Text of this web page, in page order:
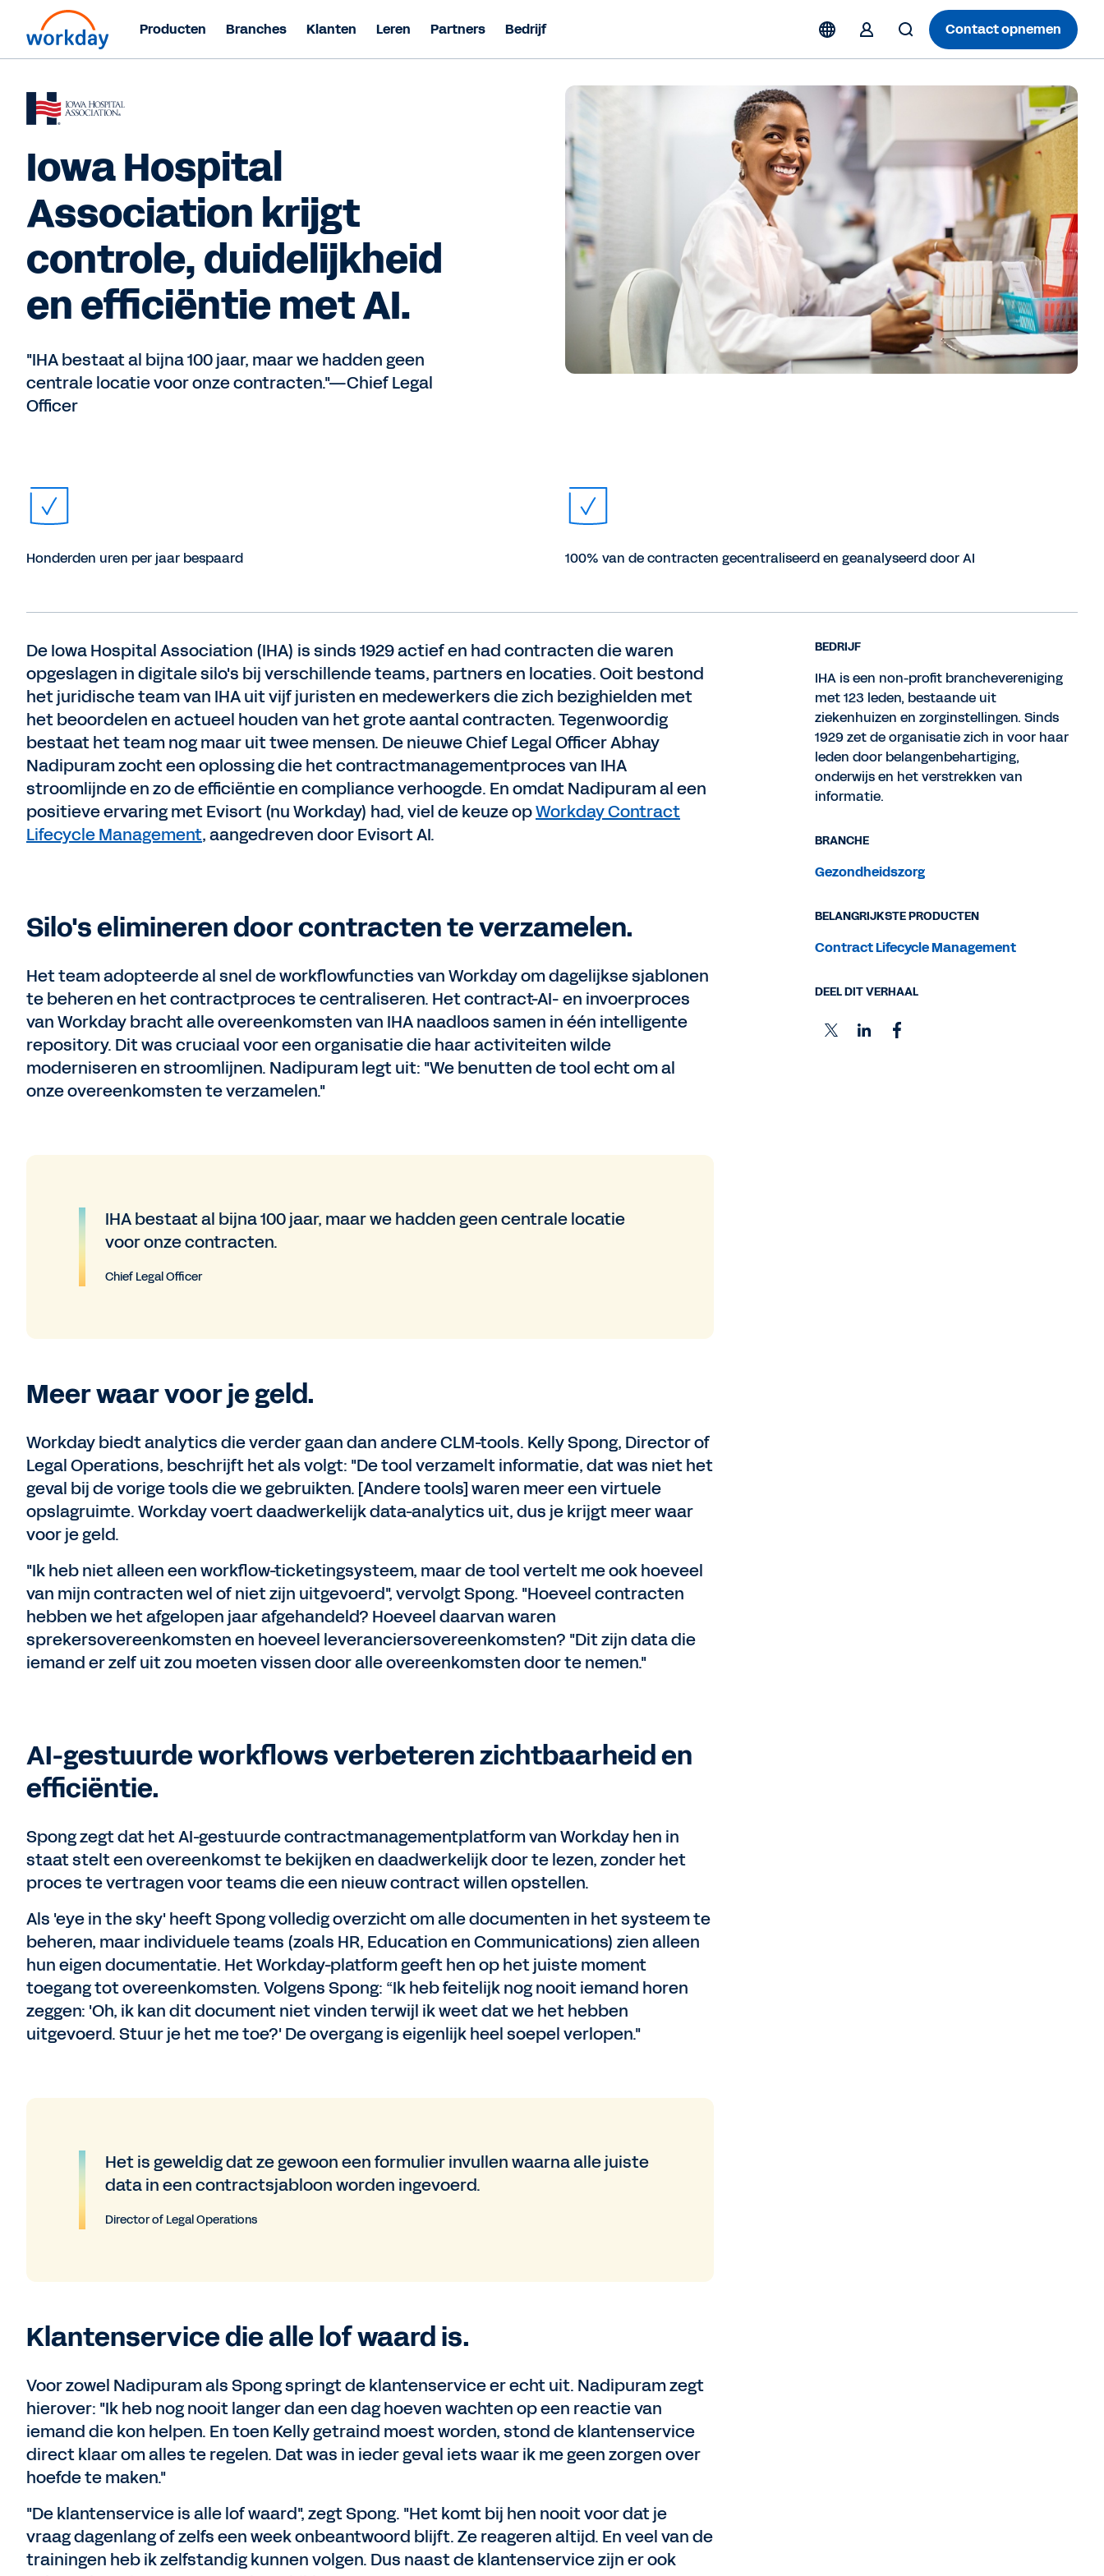
Producten Branches Klanten Leren Partners Bedrijf Contact opnemen
Iowa Hospital
Association krijgt
controle, duidelijkheid
en efficiëntie met AI.
"IHA bestaat al bijna 100 jaar, maar we hadden geen
centrale locatie voor onze contracten."—Chief Legal
Officer
Honderden uren per jaar bespaard 100% van de contracten gecentraliseerd en geanalyseerd door AI
De Iowa Hospital Association (IHA) is sinds 1929 actief en had contracten die waren
opgeslagen in digitale silo's bij verschillende teams, partners en locaties. Ooit bestond
het juridische team van IHA uit vijf juristen en medewerkers die zich bezighielden met
het beoordelen en actueel houden van het grote aantal contracten. Tegenwoordig
bestaat het team nog maar uit twee mensen. De nieuwe Chief Legal Officer Abhay
Nadipuram zocht een oplossing die het contractmanagementproces van IHA
stroomlijnde en zo de efficiëntie en compliance verhoogde. En omdat Nadipuram al een
positieve ervaring met Evisort (nu Workday) had, viel de keuze opWorkday Contract
Lifecycle Management, aangedreven door Evisort AI.
Silo's elimineren door contracten te verzamelen.
Het team adopteerde al snel de workflowfuncties van Workday om dagelijkse sjablonen
te beheren en het contractproces te centraliseren. Het contract-AI- en invoerproces
van Workday bracht alle overeenkomsten van IHA naadloos samen in één intelligente
repository. Dit was cruciaal voor een organisatie die haar activiteiten wilde
moderniseren en stroomlijnen. Nadipuram legt uit: "We benutten de tool echt om al
onze overeenkomsten te verzamelen."
IHA bestaat al bijna 100 jaar, maar we hadden geen centrale locatie
voor onze contracten.
Chief Legal Officer
Meer waar voor je geld.
Workday biedt analytics die verder gaan dan andere CLM-tools. Kelly Spong, Director of
Legal Operations, beschrijft het als volgt: "De tool verzamelt informatie, dat was niet het
geval bij de vorige tools die we gebruikten. [Andere tools] waren meer een virtuele
opslagruimte. Workday voert daadwerkelijk data-analytics uit, dus je krijgt meer waar
voor je geld.
"Ik heb niet alleen een workflow-ticketingsysteem, maar de tool vertelt me ook hoeveel
van mijn contracten wel of niet zijn uitgevoerd", vervolgt Spong. "Hoeveel contracten
hebben we het afgelopen jaar afgehandeld? Hoeveel daarvan waren
sprekersovereenkomsten en hoeveel leveranciersovereenkomsten? "Dit zijn data die
iemand er zelf uit zou moeten vissen door alle overeenkomsten door te nemen."
AI-gestuurde workflows verbeteren zichtbaarheid en
efficiëntie.
Spong zegt dat het AI-gestuurde contractmanagementplatform van Workday hen in
staat stelt een overeenkomst te bekijken en daadwerkelijk door te lezen, zonder het
proces te vertragen voor teams die een nieuw contract willen opstellen.
Als 'eye in the sky' heeft Spong volledig overzicht om alle documenten in het systeem te
beheren, maar individuele teams (zoals HR, Education en Communications) zien alleen
hun eigen documentatie. Het Workday-platform geeft hen op het juiste moment
toegang tot overeenkomsten. Volgens Spong: “Ik heb feitelijk nog nooit iemand horen
zeggen: 'Oh, ik kan dit document niet vinden terwijl ik weet dat we het hebben
uitgevoerd. Stuur je het me toe?' De overgang is eigenlijk heel soepel verlopen."
Het is geweldig dat ze gewoon een formulier invullen waarna alle juiste
data in een contractsjabloon worden ingevoerd.
Director of Legal Operations
Klantenservice die alle lof waard is.
Voor zowel Nadipuram als Spong springt de klantenservice er echt uit. Nadipuram zegt
hierover: "Ik heb nog nooit langer dan een dag hoeven wachten op een reactie van
iemand die kon helpen. En toen Kelly getraind moest worden, stond de klantenservice
direct klaar om alles te regelen. Dat was in ieder geval iets waar ik me geen zorgen over
hoefde te maken."
"De klantenservice is alle lof waard", zegt Spong. "Het komt bij hen nooit voor dat je
vraag dagenlang of zelfs een week onbeantwoord blijft. Ze reageren altijd. En veel van de
trainingen heb ik zelfstandig kunnen volgen. Dus naast de klantenservice zijn er ook
BEDRIJF
IHA is een non-profit branchevereniging
met 123 leden, bestaande uit
ziekenhuizen en zorginstellingen. Sinds
1929 zet de organisatie zich in voor haar
leden door belangenbehartiging,
onderwijs en het verstrekken van
informatie.
BRANCHE
Gezondheidszorg
BELANGRIJKSTE PRODUCTEN
Contract Lifecycle Management
DEEL DIT VERHAAL